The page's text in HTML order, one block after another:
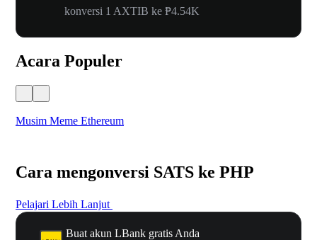
konversi 1 AXTIB ke ₱4.54K
Acara Populer
Musim Meme Ethereum
Cara mengonversi SATS ke PHP
Pelajari Lebih Lanjut
Buat akun LBank gratis Anda